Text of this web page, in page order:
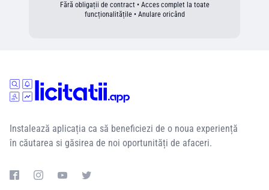
Fără obligații de contract • Acces complet la toate
funcționalitățile • Anulare oricând
Instalează aplicația ca să beneficiezi de o noua experiență
în căutarea si găsirea de noi oportunități de afaceri.